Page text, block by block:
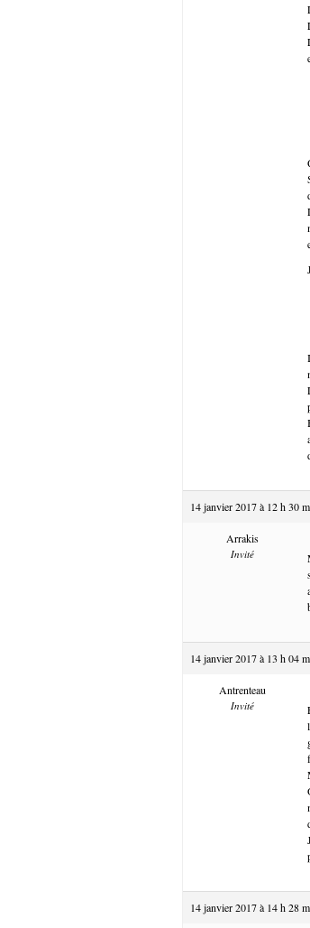
14 janvier 2017 à 12 h 30
Arrakis
Invité
14 janvier 2017 à 13 h 04
Antrenteau
Invité
14 janvier 2017 à 14 h 28